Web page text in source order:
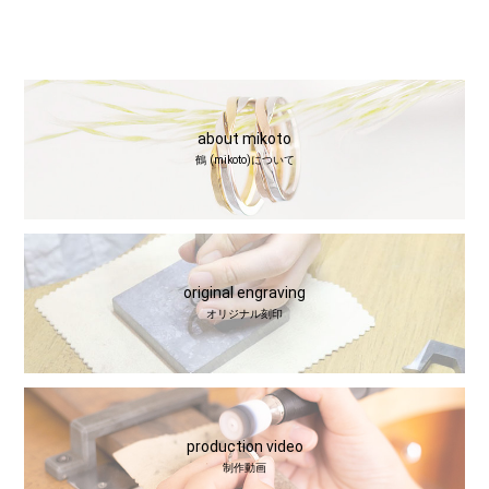
about mikoto
鶴 (mikoto)について
original engraving
オリジナル刻印
production video
制作動画